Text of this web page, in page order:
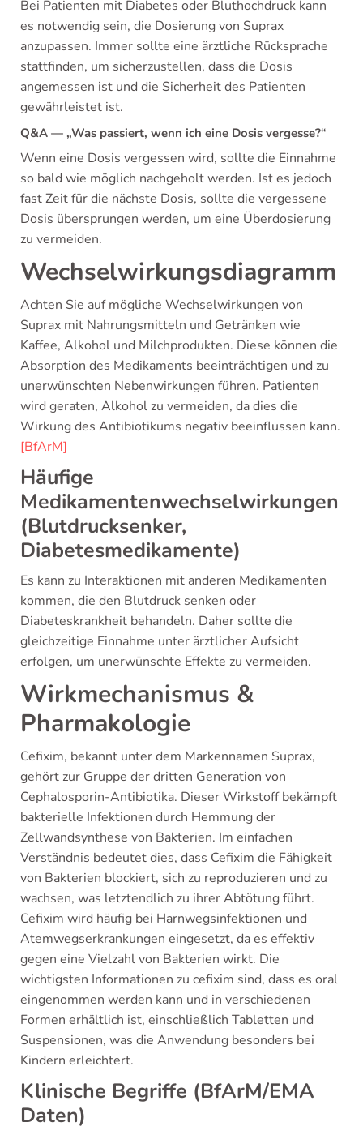
Bei Patienten mit Diabetes oder Bluthochdruck kann
es notwendig sein, die Dosierung von Suprax
anzupassen. Immer sollte eine ärztliche Rücksprache
stattfinden, um sicherzustellen, dass die Dosis
angemessen ist und die Sicherheit des Patienten
gewährleistet ist.
Q&A — „Was passiert, wenn ich eine Dosis vergesse?“
Wenn eine Dosis vergessen wird, sollte die Einnahme
so bald wie möglich nachgeholt werden. Ist es jedoch
fast Zeit für die nächste Dosis, sollte die vergessene
Dosis übersprungen werden, um eine Überdosierung
zu vermeiden.
Wechselwirkungsdiagramm
Achten Sie auf mögliche Wechselwirkungen von
Suprax mit Nahrungsmitteln und Getränken wie
Kaffee, Alkohol und Milchprodukten. Diese können die
Absorption des Medikaments beeinträchtigen und zu
unerwünschten Nebenwirkungen führen. Patienten
wird geraten, Alkohol zu vermeiden, da dies die
Wirkung des Antibiotikums negativ beeinflussen kann.
[BfArM]
Häufige
Medikamentenwechselwirkungen
(Blutdrucksenker,
Diabetesmedikamente)
Es kann zu Interaktionen mit anderen Medikamenten
kommen, die den Blutdruck senken oder
Diabeteskrankheit behandeln. Daher sollte die
gleichzeitige Einnahme unter ärztlicher Aufsicht
erfolgen, um unerwünschte Effekte zu vermeiden.
Wirkmechanismus &
Pharmakologie
Cefixim, bekannt unter dem Markennamen Suprax,
gehört zur Gruppe der dritten Generation von
Cephalosporin-Antibiotika. Dieser Wirkstoff bekämpft
bakterielle Infektionen durch Hemmung der
Zellwandsynthese von Bakterien. Im einfachen
Verständnis bedeutet dies, dass Cefixim die Fähigkeit
von Bakterien blockiert, sich zu reproduzieren und zu
wachsen, was letztendlich zu ihrer Abtötung führt.
Cefixim wird häufig bei Harnwegsinfektionen und
Atemwegserkrankungen eingesetzt, da es effektiv
gegen eine Vielzahl von Bakterien wirkt. Die
wichtigsten Informationen zu cefixim sind, dass es oral
eingenommen werden kann und in verschiedenen
Formen erhältlich ist, einschließlich Tabletten und
Suspensionen, was die Anwendung besonders bei
Kindern erleichtert.
Klinische Begriffe (BfArM/EMA
Daten)